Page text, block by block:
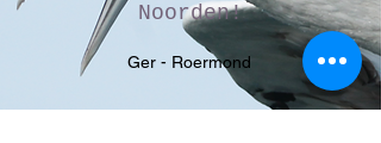
Noorden!
Ger - Roermond